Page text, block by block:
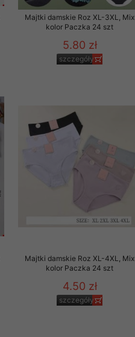
Majtki damskie Roz XL-3XL, Mix
kolor Paczka 24 szt
5.80 zł
szczegóły
Majtki damskie Roz XL-4XL, Mix
kolor Paczka 24 szt
4.50 zł
szczegóły